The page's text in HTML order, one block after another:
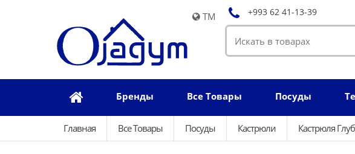
TM +993 62 41-13-39
Бренды Все Товары Посуды
Главная Все Товары Посуды Кастрюли Кастрюля